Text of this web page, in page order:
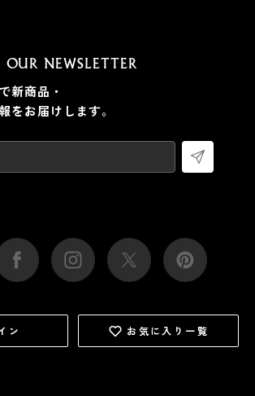
NEWSLETTER
新商品・
をお届けします。
ン お気に入り一覧